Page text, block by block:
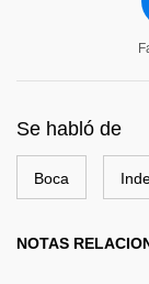
Se habló de
Boca
NOTAS